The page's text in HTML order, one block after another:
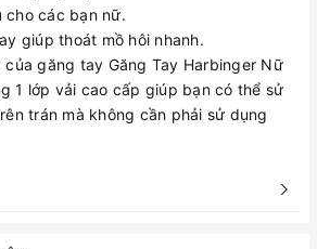
cho các bạn nữ.
giúp thoát mồ hôi nhanh.
găng tay Găng Tay Harbinger Nữ
1 lớp vải cao cấp giúp bạn có thể sử
trán mà không cần phải sử dụng